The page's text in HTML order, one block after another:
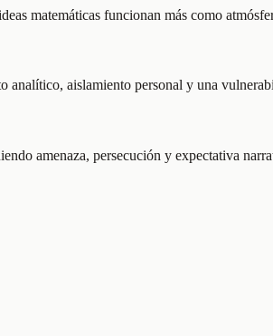
matemáticas funcionan más como
aislamiento personal y una
amenaza, persecución y expectativa